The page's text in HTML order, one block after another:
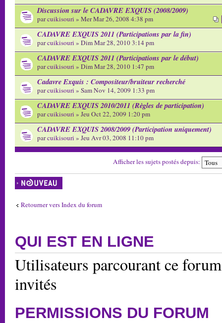
Discussion sur le CADAVRE EXQUIS (2008/2009)
parcuikisouri » Mer Mar 26, 2008 4:38 pm
CADAVRE EXQUIS 2011 (Participations par la fin)
parcuikisouri » Dim Mar 28, 2010 3:14 pm
CADAVRE EXQUIS 2011 (Participations par le début)
parcuikisouri » Dim Mar 28, 2010 1:47 pm
Cadavre Exquis : Compositeur/bruiteur recherché
parcuikisouri » Sam Nov 14, 2009 1:33 pm
CADAVRE EXQUIS 2010/2011 (Règles de participation)
parcuikisouri » Jeu Oct 22, 2009 1:20 pm
CADAVRE EXQUIS 2008/2009 (Participation uniquement)
parcuikisouri » Jeu Avr 03, 2008 11:10 pm
Afficher les sujets postés depuis:
Écrire un nouveau
sujet
Retourner vers Index du forum
QUI EST EN LIGNE
Utilisateurs parcourant ce
invités
PERMISSIONS DU FORUM